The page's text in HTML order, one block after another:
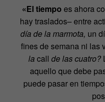
«El tiempo es ahora
hay traslados– entre
día de la marmota, un
fines de semana ni las
la call de las cuatro?
aquello que debe
puede pasar en